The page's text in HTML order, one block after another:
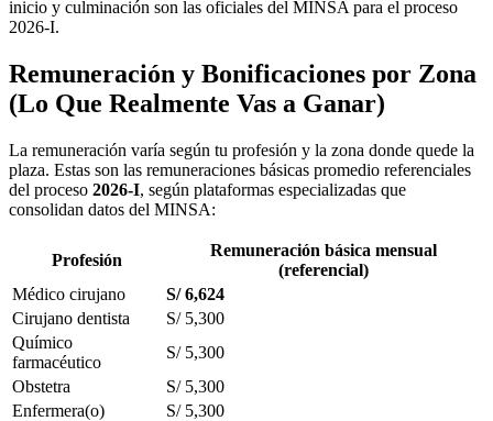
inicio y culminación son las oficiales del MINSA para el proceso
2026-I.
Remuneración y Bonificaciones por Zona
(Lo Que Realmente Vas a Ganar)
La remuneración varía según tu profesión y la zona donde quede la
plaza. Estas son las remuneraciones básicas promedio referenciales
del proceso 2026-I, según plataformas especializadas que
consolidan datos del MINSA:
Profesión
Remuneración básica mensual
(referencial)
Médico cirujano
S/ 6,624
Cirujano dentista
S/ 5,300
Químico
farmacéutico
S/ 5,300
Obstetra
S/ 5,300
Enfermera(o)
S/ 5,300